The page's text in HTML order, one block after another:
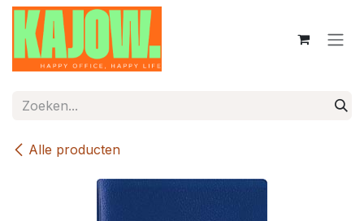
Overslaan naar inhoud
Alle producten